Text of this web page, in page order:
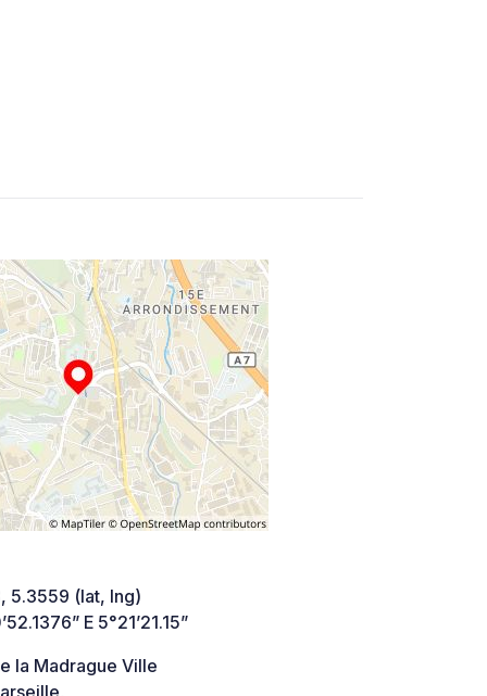
5.3559 (lat, lng)
E 5°21’21.15”
la Madrague Ville